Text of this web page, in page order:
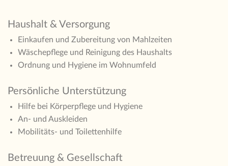
Haushalt & Versorgung
Einkaufen und Zubereitung von Mahlzeiten
Wäschepflege und Reinigung des Haushalts
Ordnung und Hygiene im Wohnumfeld
Persönliche Unterstützung
Hilfe bei Körperpflege und Hygiene
An- und Auskleiden
Mobilitäts- und Toilettenhilfe
Betreuung & Gesellschaft